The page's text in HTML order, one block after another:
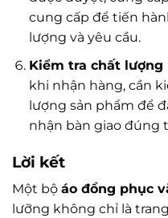
cung cấp để tiến
lượng và yêu cầu.
Kiểm tra chất lượng
khi nhận hàng, cần
lượng sản phẩm để
nhận bàn giao đúng
Lời kết
Một bộ áo đồng phục
lưỡng không chỉ là